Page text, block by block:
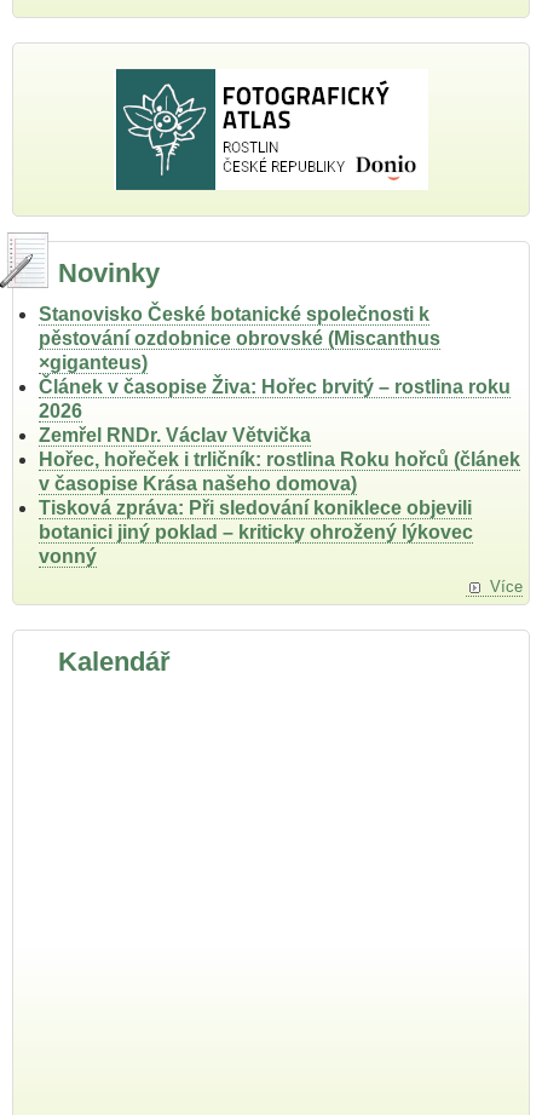
Novinky
Stanovisko České botanické společnosti k
pěstování ozdobnice obrovské (Miscanthus
×giganteus)
Článek v časopise Živa: Hořec brvitý – rostlina roku
2026
Zemřel RNDr. Václav Větvička
Hořec, hořeček i trličník: rostlina Roku hořců (článek
v časopise Krása našeho domova)
Tisková zpráva: Při sledování koniklece objevili
botanici jiný poklad – kriticky ohrožený lýkovec
vonný
Více
Kalendář